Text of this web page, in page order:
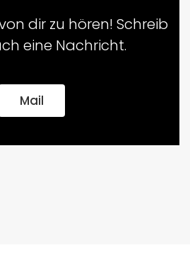
dir zu hören! Schreib
eine Nachricht.
Mail